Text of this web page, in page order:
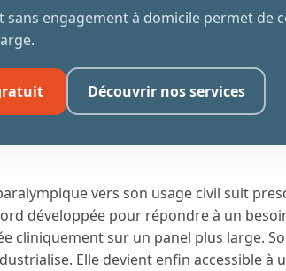
engagement à domicile permet de
Découvrir nos services
vers son usage civil suit
développée pour répondre à un
cliniquement sur un panel plus large.
Elle devient enfin accessible à